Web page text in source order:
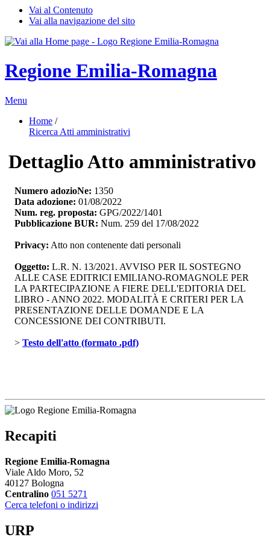
Vai al Contenuto
Vai alla navigazione del sito
Regione Emilia-Romagna
Menu
Home /
Ricerca Atti amministrativi
Dettaglio Atto amministrativo
Numero adozioNe: 1350
Data adozione: 01/08/2022
Num. reg. proposta: GPG/2022/1401
Pubblicazione BUR: Num. 259 del 17/08/2022
Privacy: Atto non contenente dati personali
Oggetto: L.R. N. 13/2021. AVVISO PER IL SOSTEGNO
ALLE CASE EDITRICI EMILIANO-ROMAGNOLE PER
LA PARTECIPAZIONE A FIERE DELL'EDITORIA DEL
LIBRO - ANNO 2022. MODALITÀ E CRITERI PER LA
PRESENTAZIONE DELLE DOMANDE E LA
CONCESSIONE DEI CONTRIBUTI.
> Testo dell'atto (formato .pdf)
Recapiti
Regione Emilia-Romagna
Viale Aldo Moro, 52
40127 Bologna
Centralino 051 5271
Cerca telefoni o indirizzi
URP